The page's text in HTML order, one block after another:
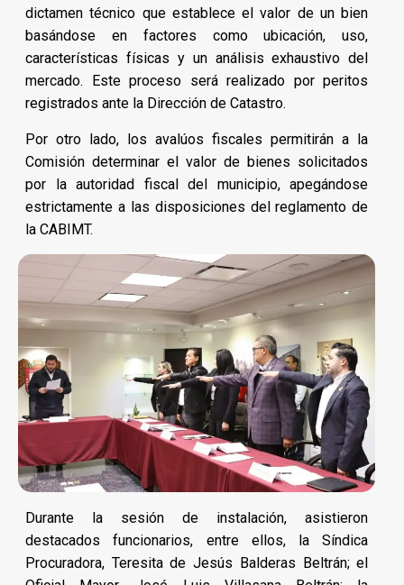
dictamen técnico que establece el valor de un bien
basándose en factores como ubicación, uso,
características físicas y un análisis exhaustivo del
mercado. Este proceso será realizado por peritos
registrados ante la Dirección de Catastro.
Por otro lado, los avalúos fiscales permitirán a la
Comisión determinar el valor de bienes solicitados
por la autoridad fiscal del municipio, apegándose
estrictamente a las disposiciones del reglamento de
la CABIMT.
Durante la sesión de instalación, asistieron
destacados funcionarios, entre ellos, la Síndica
Procuradora, Teresita de Jesús Balderas Beltrán; el